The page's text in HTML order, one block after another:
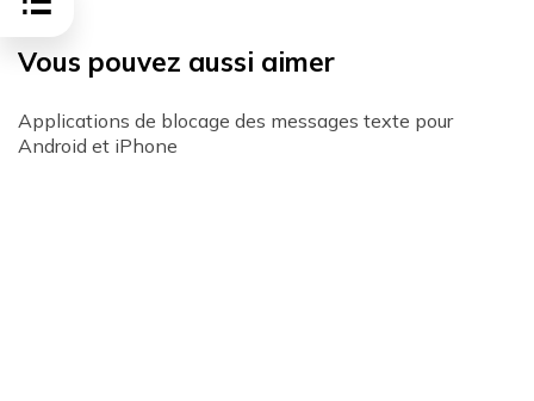
Vous pouvez aussi aimer
Applications de blocage des messages texte pour
Android et iPhone